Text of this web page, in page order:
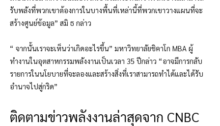
รับพลังที่พวกเขาต้องการในบางพื้นที่เหล่านี้ที่พวกเขาวางแผนที่จะ
สร้างศูนย์ข้อมูล” สมิ ธ กล่าว
“ จากนั้นเราจะเห็นว่าเกิดอะไรขึ้น” มหาวิทยาลัยชิคาโก MBA ผู้
ทำงานในอุตสาหกรรมพลังงานเป็นเวลา 35 ปีกล่าว “อาจมีการกลับ
รายการในนโยบายที่จะลองและสร้างสิ่งที่เราสามารถทำได้และได้รับ
อำนาจไปสู่กริด”
ติดตามข่าวพลังงานล่าสุดจาก CNBC